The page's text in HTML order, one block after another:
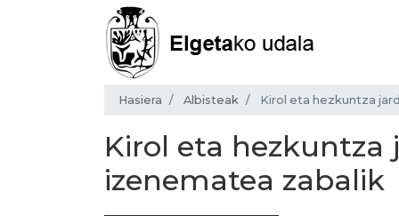
Hasiera Albisteak Kirol eta hezkuntza
Kirol eta hezkuntza
izenematea zabalik